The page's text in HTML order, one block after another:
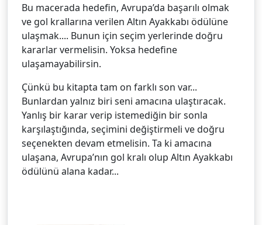
Bu macerada hedefin, Avrupa’da başarılı olmak
ve gol krallarına verilen Altın Ayakkabı ödülüne
ulaşmak.... Bunun için seçim yerlerinde doğru
kararlar vermelisin. Yoksa hedefine
ulaşamayabilirsin.
Çünkü bu kitapta tam on farklı son var...
Bunlardan yalnız biri seni amacına ulaştıracak.
Yanlış bir karar verip istemediğin bir sonla
karşılaştığında, seçimini değiştirmeli ve doğru
seçenekten devam etmelisin. Ta ki amacına
ulaşana, Avrupa’nın gol kralı olup Altın Ayakkabı
ödülünü alana kadar...